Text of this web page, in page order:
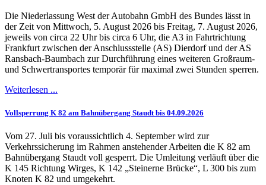
Die Niederlassung West der Autobahn GmbH des Bundes lässt in
der Zeit von Mittwoch, 5. August 2026 bis Freitag, 7. August 2026,
jeweils von circa 22 Uhr bis circa 6 Uhr, die A3 in Fahrtrichtung
Frankfurt zwischen der Anschlussstelle (AS) Dierdorf und der AS
Ransbach-Baumbach zur Durchführung eines weiteren Großraum-
und Schwertransportes temporär für maximal zwei Stunden sperren.
Weiterlesen ...
Vollsperrung K 82 am Bahnübergang Staudt bis 04.09.2026
Vom 27. Juli bis voraussichtlich 4. September wird zur
Verkehrssicherung im Rahmen anstehender Arbeiten die K 82 am
Bahnübergang Staudt voll gesperrt. Die Umleitung verläuft über die
K 145 Richtung Wirges, K 142 „Steinerne Brücke“, L 300 bis zum
Knoten K 82 und umgekehrt.